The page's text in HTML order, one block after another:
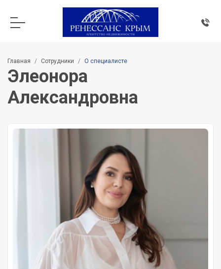
Главная Сотрудники О специалисте
Элеонора
Александровна